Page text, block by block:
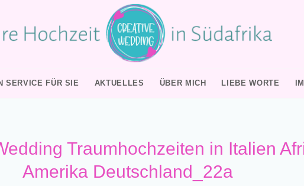
SERVICE FÜR SIE AKTUELLES ÜBER MICH LIEBE WORTE
Traumhochzeiten in Italien
Amerika Deutschland_22a